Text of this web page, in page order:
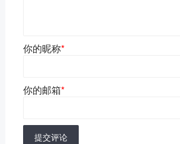
你的昵称*
你的邮箱*
提交评论